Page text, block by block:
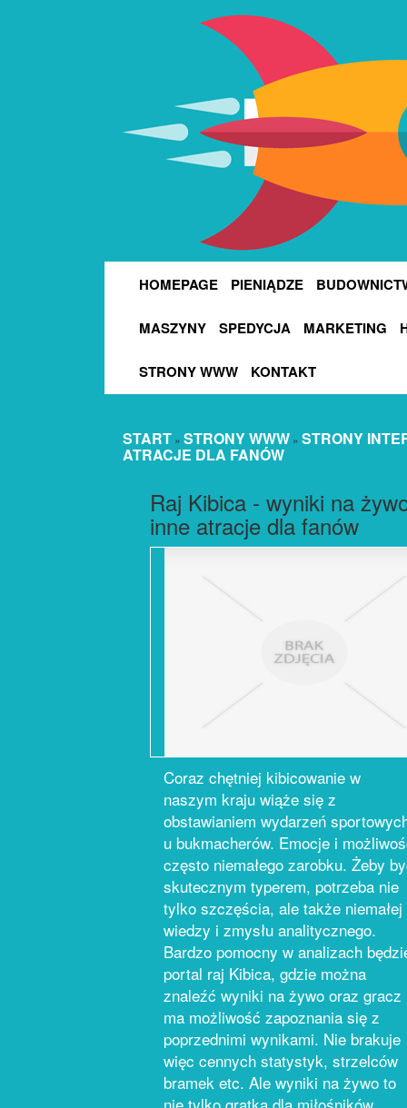
HOMEPAGE PIENIĄDZE
MASZYNY SPEDYCJA MARKETING
STRONY WWW KONTAKT
START » STRONY WWW » STRONY
ATRACJE DLA FANÓW
Raj Kibica - wyniki na
inne atracje dla fanów
Coraz chętniej kibicowanie w
naszym kraju wiąże się z
obstawianiem wydarzeń
u bukmacherów. Emocje i
często niemałego zarobku. Żeby
skutecznym typerem, potrzeba nie
tylko szczęścia, ale także niemałej
wiedzy i zmysłu analitycznego.
Bardzo pomocny w analizach
portal raj Kibica, gdzie można
znaleźć wyniki na żywo oraz gracz
ma możliwość zapoznania się z
poprzednimi wynikami. Nie brakuje
więc cennych statystyk, strzelców
bramek etc. Ale wyniki na żywo to